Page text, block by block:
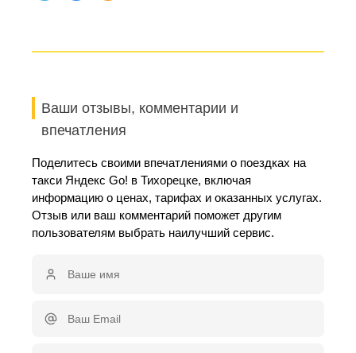
Ваши отзывы, комментарии и
впечатления
Поделитесь своими впечатлениями о поездках на
такси Яндекс Go! в Тихорецке, включая
информацию о ценах, тарифах и оказанных услугах.
Отзыв или ваш комментарий поможет другим
пользователям выбрать наилучший сервис.